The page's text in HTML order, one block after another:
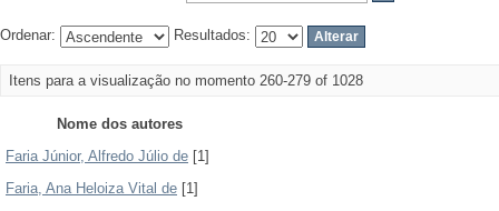
Ordenar: Resultados:
Itens para a visualização no momento 260-279 of 1028
Nome dos autores
Faria Júnior, Alfredo Júlio de [1]
Faria, Ana Heloiza Vital de [1]